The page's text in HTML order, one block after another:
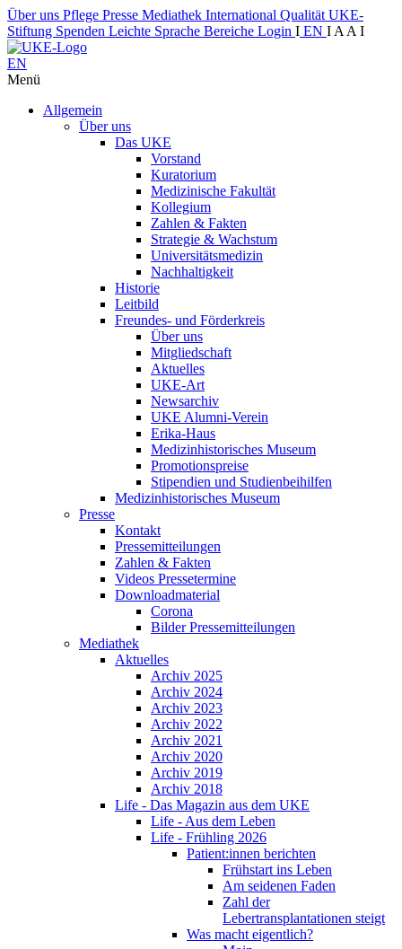
Über uns Pflege Presse Mediathek International Qualität UKE-
Stiftung Spenden Leichte Sprache Bereiche Login I EN I A A I
EN
Menü
Allgemein
Über uns
Das UKE
Vorstand
Kuratorium
Medizinische Fakultät
Kollegium
Zahlen & Fakten
Strategie & Wachstum
Universitätsmedizin
Nachhaltigkeit
Historie
Leitbild
Freundes- und Förderkreis
Über uns
Mitgliedschaft
Aktuelles
UKE-Art
Newsarchiv
UKE Alumni-Verein
Erika-Haus
Medizinhistorisches Museum
Promotionspreise
Stipendien und Studienbeihilfen
Medizinhistorisches Museum
Presse
Kontakt
Pressemitteilungen
Zahlen & Fakten
Videos Pressetermine
Downloadmaterial
Corona
Bilder Pressemitteilungen
Mediathek
Aktuelles
Archiv 2025
Archiv 2024
Archiv 2023
Archiv 2022
Archiv 2021
Archiv 2020
Archiv 2019
Archiv 2018
Life - Das Magazin aus dem UKE
Life - Aus dem Leben
Life - Frühling 2026
Patient:innen berichten
Frühstart ins Leben
Am seidenen Faden
Zahl der
Lebertransplantationen steigt
Was macht eigentlich?